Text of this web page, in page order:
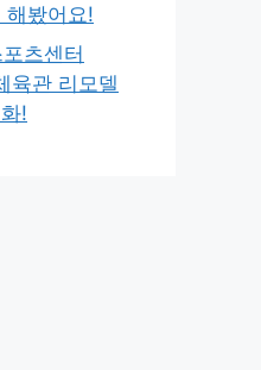
해봤어요!
츠센터
육관 리모델
!